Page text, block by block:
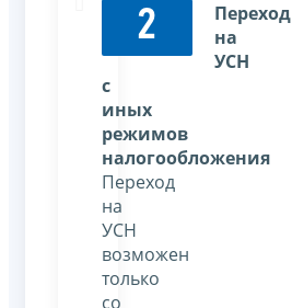
2
Переход
на
УСН
с
иных
режимов
налогообложения
Переход
на
УСН
возможен
только
со